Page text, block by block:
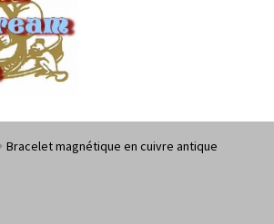
Ganesha Dream Store
Bracelet magnétique en cuivre antique